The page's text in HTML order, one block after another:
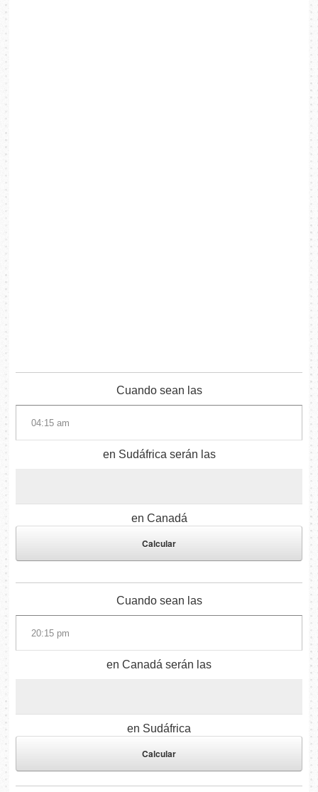
Cuando sean las
en Sudáfrica serán las
en Canadá
Cuando sean las
en Canadá serán las
en Sudáfrica